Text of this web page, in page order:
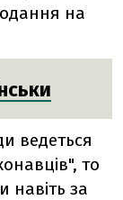
на
ведеться
то
навіть за